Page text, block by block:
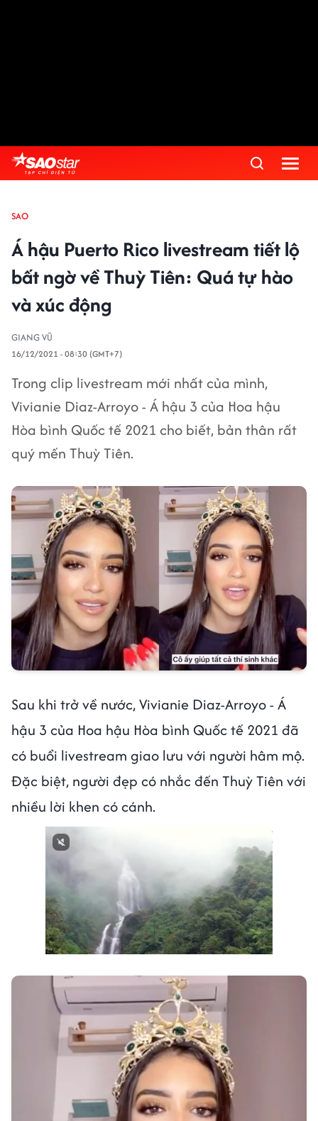
SAO
Á hậu Puerto Rico livestream tiết lộ
bất ngờ về Thuỳ Tiên: Quá tự hào
và xúc động
GIANG VŨ
16/12/2021 - 08:30 (GMT+7)
Trong clip livestream mới nhất của mình,
Vivianie Diaz-Arroyo - Á hậu 3 của Hoa hậu
Hòa bình Quốc tế 2021 cho biết, bản thân rất
quý mến Thuỳ Tiên.
Sau khi trở về nước, Vivianie Diaz-Arroyo - Á
hậu 3 của Hoa hậu Hòa bình Quốc tế 2021 đã
có buổi livestream giao lưu với người hâm mộ.
Đặc biệt, người đẹp có nhắc đến Thuỳ Tiên với
nhiều lời khen có cánh.